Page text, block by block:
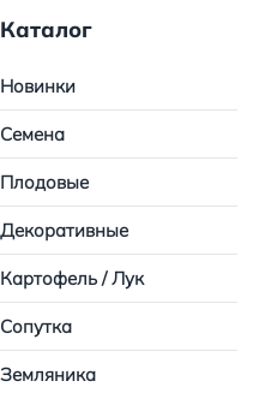
Каталог
Новинки
Семена
Плодовые
Декоративные
Картофель / Лук
Сопутка
Земляника